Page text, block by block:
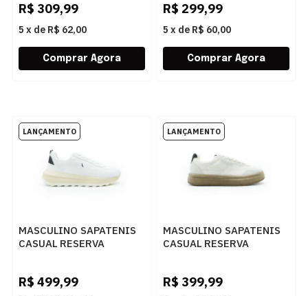
R$ 309,99
5 x de R$ 62,00
R$ 299,99
5 x de R$ 60,00
MASCULINO SAPATENIS
CASUAL RESERVA
R$ 499,99
MASCULINO SAPATENIS
CASUAL RESERVA
R$ 399,99